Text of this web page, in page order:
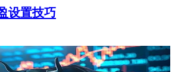
设置技巧